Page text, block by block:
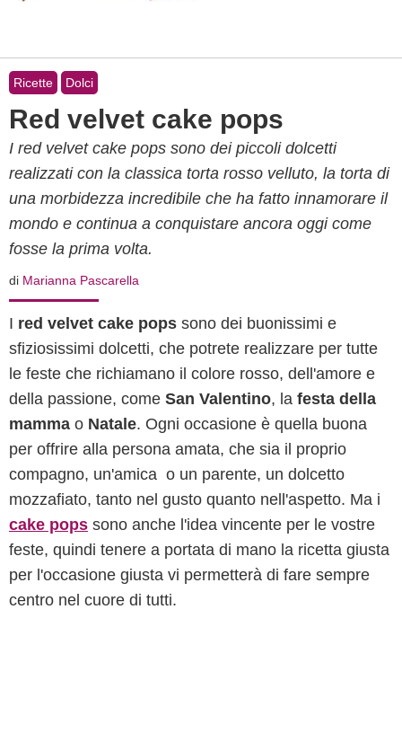
Ricette Dolci
Red velvet cake pops
I red velvet cake pops sono dei piccoli dolcetti
realizzati con la classica torta rosso velluto, la torta di
una morbidezza incredibile che ha fatto innamorare il
mondo e continua a conquistare ancora oggi come
fosse la prima volta.
di Marianna Pascarella
I red velvet cake pops sono dei buonissimi e
sfiziosissimi dolcetti, che potrete realizzare per tutte
le feste che richiamano il colore rosso, dell'amore e
della passione, come San Valentino, la festa della
mamma o Natale. Ogni occasione è quella buona
per offrire alla persona amata, che sia il proprio
compagno, un'amica o un parente, un dolcetto
mozzafiato, tanto nel gusto quanto nell'aspetto. Ma i
cake pops sono anche l'idea vincente per le vostre
feste, quindi tenere a portata di mano la ricetta giusta
per l'occasione giusta vi permetterà di fare sempre
centro nel cuore di tutti.